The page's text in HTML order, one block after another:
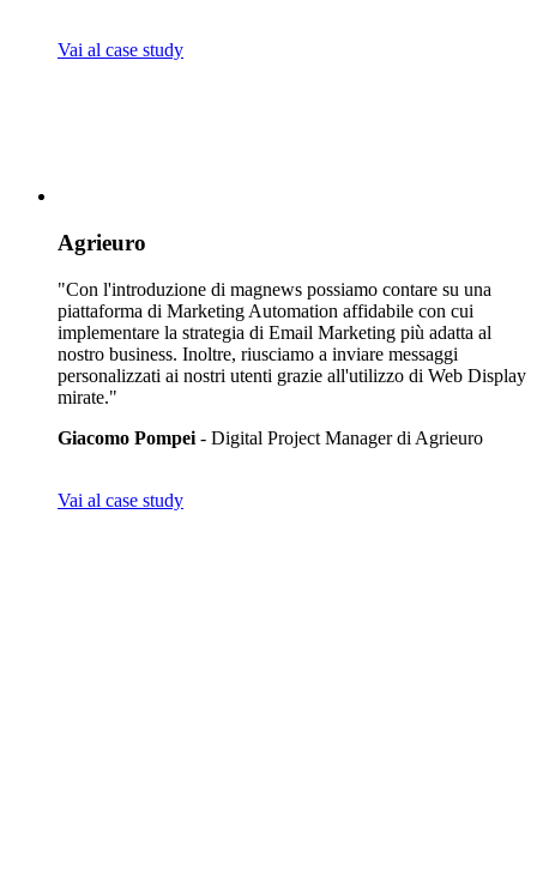
Vai al case study
Agrieuro
"Con l'introduzione di magnews possiamo contare su una
piattaforma di Marketing Automation affidabile con cui
implementare la strategia di Email Marketing più adatta al
nostro business. Inoltre, riusciamo a inviare messaggi
personalizzati ai nostri utenti grazie all'utilizzo di Web Display
mirate."
Giacomo Pompei - Digital Project Manager di Agrieuro
Vai al case study